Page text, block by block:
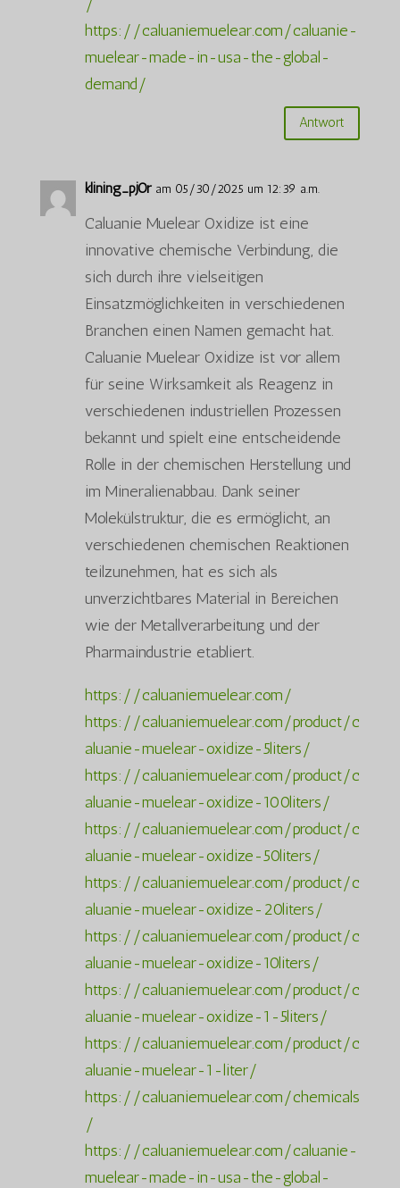
https://caluaniemuelear.com/caluanie-
muelear-made-in-usa-the-global-
demand/
Antwort
klining_pjOr am 05/30/2025 um 12:39 a.m.
Caluanie Muelear Oxidize ist eine
innovative chemische Verbindung, die
sich durch ihre vielseitigen
Einsatzmöglichkeiten in verschiedenen
Branchen einen Namen gemacht hat.
Caluanie Muelear Oxidize ist vor allem
für seine Wirksamkeit als Reagenz in
verschiedenen industriellen Prozessen
bekannt und spielt eine entscheidende
Rolle in der chemischen Herstellung und
im Mineralienabbau. Dank seiner
Molekülstruktur, die es ermöglicht, an
verschiedenen chemischen Reaktionen
teilzunehmen, hat es sich als
unverzichtbares Material in Bereichen
wie der Metallverarbeitung und der
Pharmaindustrie etabliert.
https://caluaniemuelear.com/
https://caluaniemuelear.com/product/c
aluanie-muelear-oxidize-5liters/
https://caluaniemuelear.com/product/c
aluanie-muelear-oxidize-100liters/
https://caluaniemuelear.com/product/c
aluanie-muelear-oxidize-50liters/
https://caluaniemuelear.com/product/c
aluanie-muelear-oxidize-20liters/
https://caluaniemuelear.com/product/c
aluanie-muelear-oxidize-10liters/
https://caluaniemuelear.com/product/c
aluanie-muelear-oxidize-1-5liters/
https://caluaniemuelear.com/product/c
aluanie-muelear-1-liter/
https://caluaniemuelear.com/chemicals
/
https://caluaniemuelear.com/caluanie-
muelear-made-in-usa-the-global-